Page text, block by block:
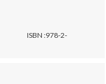
ISBN :978-2-